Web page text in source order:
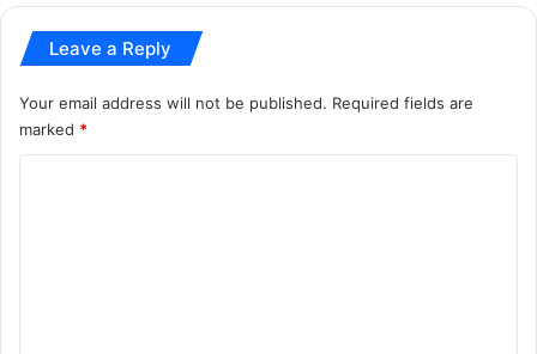
‘
य
र
सा
हि
Leave a Reply
Your email address will not be published. Required fields are
marked *